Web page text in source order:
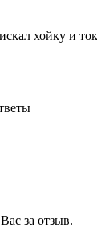
хойку и
за отзыв.